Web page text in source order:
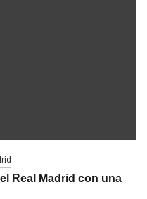
Real Madrid con una